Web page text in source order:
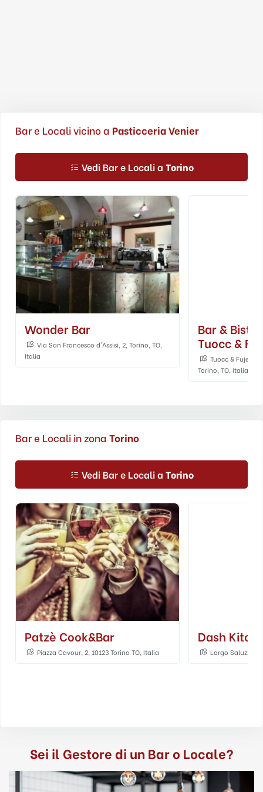
Bar e Locali vicino a Pasticceria Venier
Vedi Bar e Locali a Torino
Wonder Bar
Via San Francesco d'Assisi, 2, Torino, TO,
Italia
Bar &
Tuocc &
Tuocc & Fuje,
Torino, TO, Italia
Bar e Locali in zona Torino
Vedi Bar e Locali a Torino
Patzè Cook&bar
Piazza Cavour, 2, 10123 Torino TO, Italia
Dash
Largo Saluzzo,
Sei il Gestore di un Bar o Locale?